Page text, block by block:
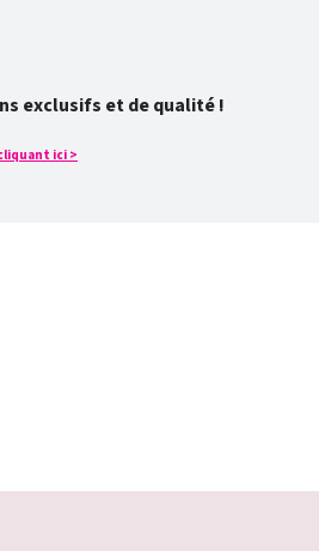
exclusifs et de qualité !
ici >